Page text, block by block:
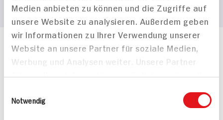
Medien anbieten zu können und die Zugriffe auf
unsere Website zu analysieren. Außerdem geben
wir Informationen zu Ihrer Verwendung unserer
Website an unsere Partner für soziale Medien,
Werbung und Analysen weiter. Unsere Partner
führen diese Informationen möglicherweise mit
bereitgestellt haben oder die sie im Rahmen
Notwendig
Häufig gestellte Fragen
Mehr Informationen in unserem FAQ
(0228) 42967 0